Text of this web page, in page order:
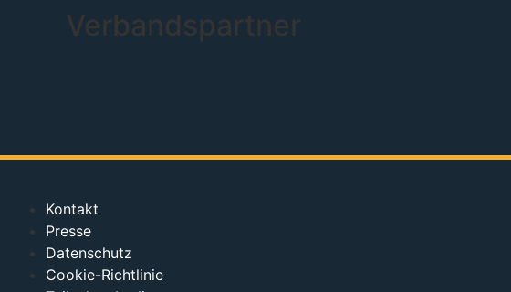
Verbandspartner
Kontakt
Presse
Datenschutz
Cookie-Richtlinie